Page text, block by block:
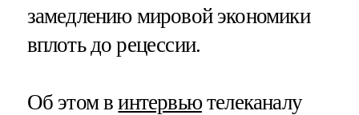
замедлению мировой экономики
вплоть до рецессии.
Об этом винтервьютелеканалу